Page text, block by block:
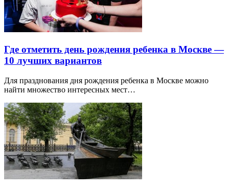
Где отметить день рождения ребенка в Москве —
10 лучших вариантов
Для празднования дня рождения ребенка в Москве можно
найти множество интересных мест…